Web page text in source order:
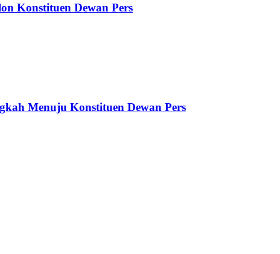
Konstituen Dewan Pers
Menuju Konstituen Dewan Pers